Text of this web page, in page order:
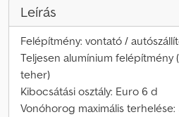
Leírás
Felépítmény: vontató /
Teljesen alumínium felépítmény
teher)
Kibocsátási osztály: Euro 6 d
Vonóhorog maximális terhelése: